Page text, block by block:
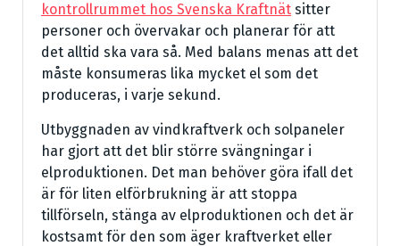
kontrollrummet hos Svenska Kraftnät sitter
personer och övervakar och planerar för att
det alltid ska vara så. Med balans menas att det
måste konsumeras lika mycket el som det
produceras, i varje sekund.
Utbyggnaden av vindkraftverk och solpaneler
har gjort att det blir större svängningar i
elproduktionen. Det man behöver göra ifall det
är för liten elförbrukning är att stoppa
tillförseln, stänga av elproduktionen och det är
kostsamt för den som äger kraftverket eller